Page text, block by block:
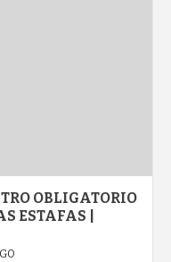
OBLIGATORIO
ESTAFAS |